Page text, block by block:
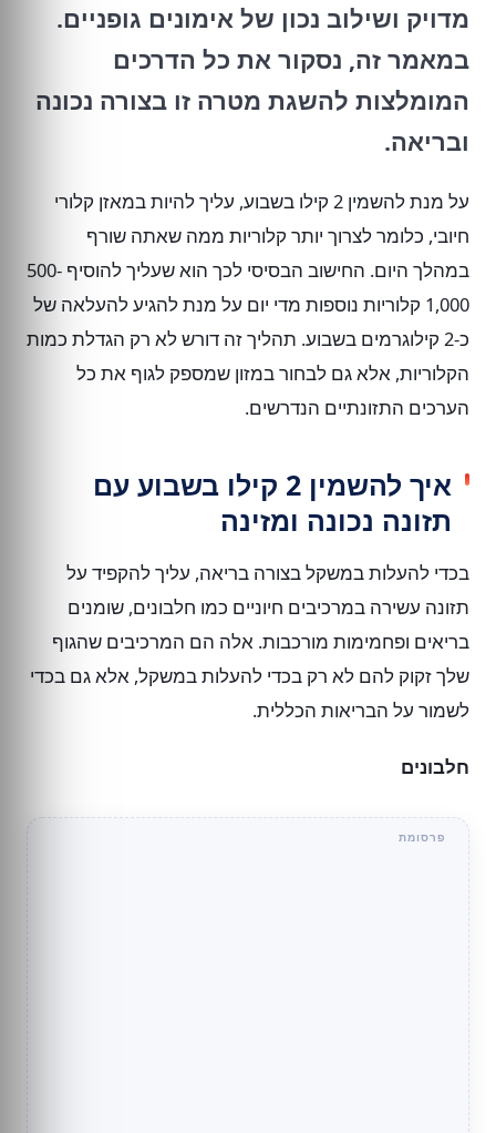
מדויק ושילוב נכון של אימונים גופניים.
במאמר זה, נסקור את כל הדרכים
המומלצות להשגת מטרה זו בצורה נכונה
ובריאה.
על מנת להשמין 2 קילו בשבוע, עליך להיות במאזן קלורי
חיובי, כלומר לצרוך יותר קלוריות ממה שאתה שורף
במהלך היום. החישוב הבסיסי לכך הוא שעליך להוסיף 500-
1,000 קלוריות נוספות מדי יום על מנת להגיע להעלאה של
כ-2 קילוגרמים בשבוע. תהליך זה דורש לא רק הגדלת כמות
הקלוריות, אלא גם לבחור במזון שמספק לגוף את כל
הערכים התזונתיים הנדרשים.
איך להשמין 2 קילו בשבוע עם
תזונה נכונה ומזינה
בכדי להעלות במשקל בצורה בריאה, עליך להקפיד על
תזונה עשירה במרכיבים חיוניים כמו חלבונים, שומנים
בריאים ופחמימות מורכבות. אלה הם המרכיבים שהגוף
שלך זקוק להם לא רק בכדי להעלות במשקל, אלא גם בכדי
לשמור על הבריאות הכללית.
חלבונים